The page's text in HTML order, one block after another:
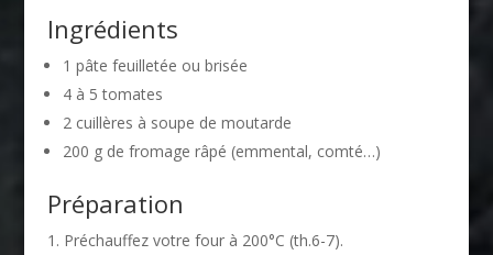
Ingrédients
1 pâte feuilletée ou brisée
4 à 5 tomates
2 cuillères à soupe de moutarde
200 g de fromage râpé (emmental, comté…)
Préparation
Préchauffez votre four à 200°C (th.6-7).